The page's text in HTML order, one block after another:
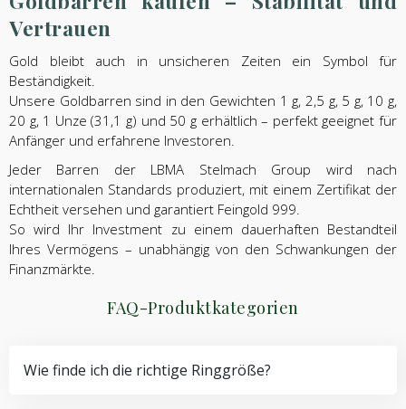
Vertrauen
Gold bleibt auch in unsicheren Zeiten ein Symbol für
Beständigkeit.
Unsere Goldbarren sind in den Gewichten 1 g, 2,5 g, 5 g, 10 g,
20 g, 1 Unze (31,1 g) und 50 g erhältlich – perfekt geeignet für
Anfänger und erfahrene Investoren.
Jeder Barren der LBMA Stelmach Group wird nach
internationalen Standards produziert, mit einem Zertifikat der
Echtheit versehen und garantiert Feingold 999.
So wird Ihr Investment zu einem dauerhaften Bestandteil
Ihres Vermögens – unabhängig von den Schwankungen der
Finanzmärkte.
FAQ-Produktkategorien
Wie finde ich die richtige Ringgröße?